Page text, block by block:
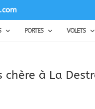
PORTES VOLETS
à La